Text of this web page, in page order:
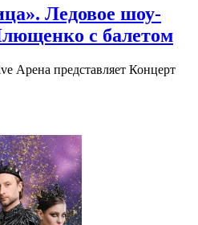
Ледовое шоу-
с балетом
Арена представляет Концерт